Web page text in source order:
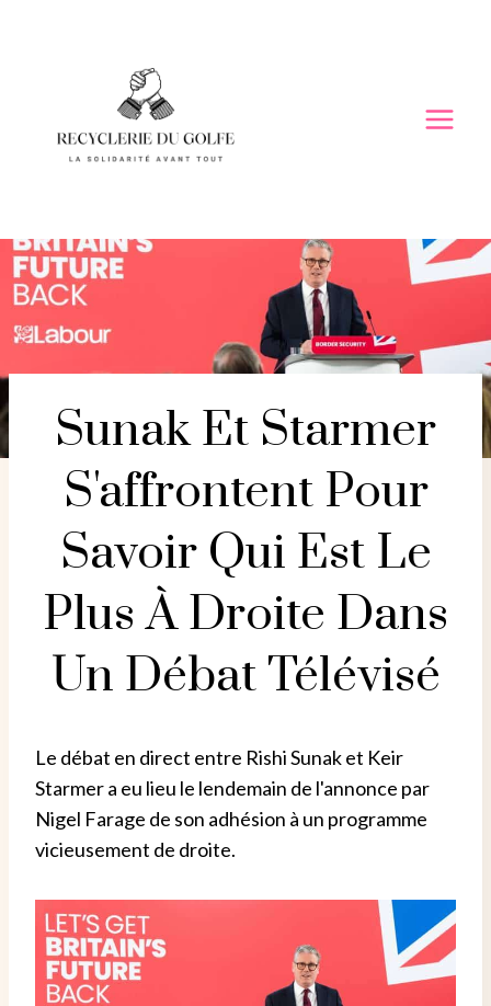
Sunak Et Starmer
S'affrontent Pour
Savoir Qui Est Le
Plus À Droite Dans
Un Débat Télévisé
Le débat en direct entre Rishi Sunak et Keir
Starmer a eu lieu le lendemain de l'annonce par
Nigel Farage de son adhésion à un programme
vicieusement de droite.